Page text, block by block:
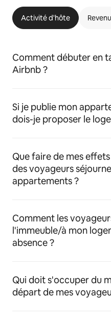
Activité d'hôte
Comment débuter en
Airbnb ?
Si je publie mon
dois-je proposer le
Que faire de mes
des voyageurs
appartements ?
Comment les
l'immeuble/à mon
absence ?
Qui doit s'occuper du
départ de mes